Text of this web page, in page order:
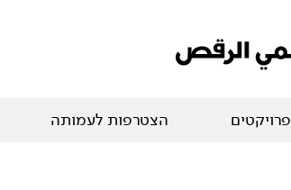
פרויקטים הצטרפות לעמותה